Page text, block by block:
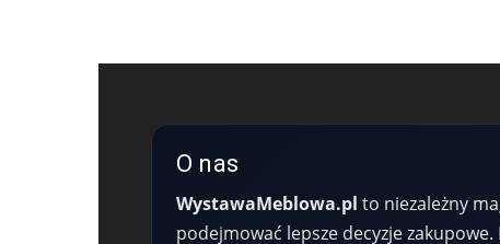
O nas
WystawaMeblowa.pl to niezależny
podejmować lepsze decyzje